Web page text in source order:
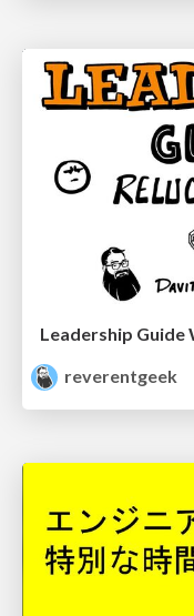
Leadership Guide
reverentgeek